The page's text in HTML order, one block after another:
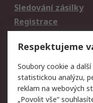
Sledování zásilky
Registrace
Právní
Autorská práva
Respektujeme
Soubory cookie a
statistickou analýzu,
reklam na webových
„Povolit vše“